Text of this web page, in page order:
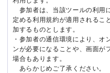
参加者は、当該ツールの利用
定める利用規約が適用されるこ
加するものとします。
・参加者の通信環境により、オ
ンが必要になることや、画面が
場合もあります。
あらかじめご了承ください。